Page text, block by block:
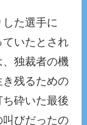
た選手に
いたとされ
独裁者の機
残るための
砕いた最後
びだったの